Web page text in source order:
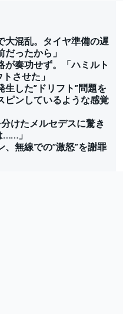
大混乱。タイヤ準備の遅
ったから」
が奏功せず。「ハミルト
させた」
した”ドリフト”問題を
ピンしているような感覚
けたメルセデスに驚き
……」
無線での“激怒”を謝罪